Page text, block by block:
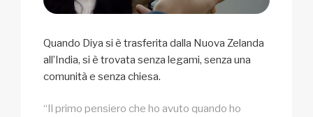
Quando Diya si è trasferita dalla Nuova Zelanda
all’India, si è trovata senza legami, senza una
comunità e senza chiesa.
“Il primo pensiero che ho avuto quando ho